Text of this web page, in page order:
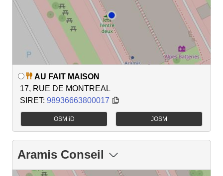
AU FAIT MAISON
17, RUE DE MONTREAL
SIRET: 98936663800017
OSM iD JOSM
Aramis Conseil